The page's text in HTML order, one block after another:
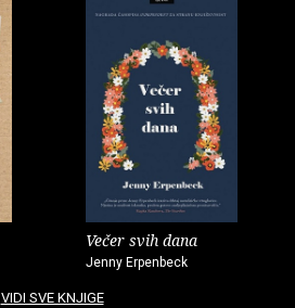
Večer svih dana
Jenny Erpenbeck
VIDI SVE KNJIGE